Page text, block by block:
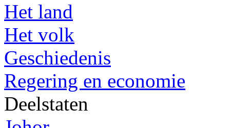
Het land
Het volk
Geschiedenis
Regering en economie
Deelstaten